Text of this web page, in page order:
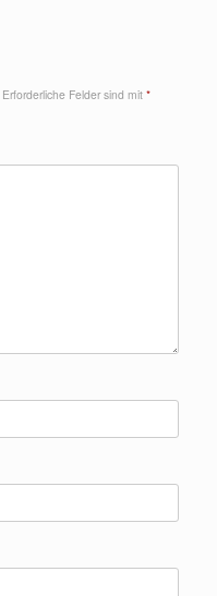
Erforderliche Felder sind mit *